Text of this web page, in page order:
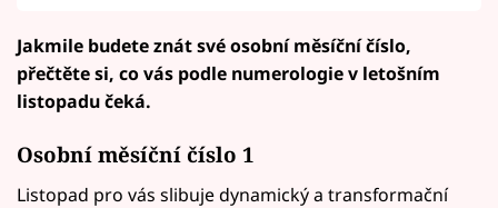
Jakmile budete znát své osobní měsíční číslo,
přečtěte si, co vás podle numerologie v letošním
listopadu čeká.
Osobní měsíční číslo 1
Listopad pro vás slibuje dynamický a transformační